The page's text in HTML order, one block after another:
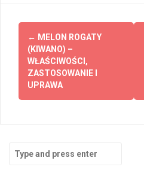
Post
navigation
← MELON ROGATY
(KIWANO) –
WŁAŚCIWOŚCI,
ZASTOSOWANIE I
UPRAWA
Search
for: